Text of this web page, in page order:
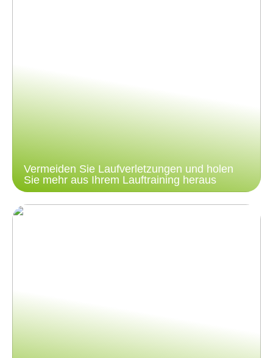
Vermeiden Sie Laufverletzungen und holen
Sie mehr aus Ihrem Lauftraining heraus